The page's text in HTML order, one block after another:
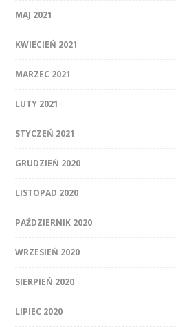
MAJ 2021
KWIECIEŃ 2021
MARZEC 2021
LUTY 2021
STYCZEŃ 2021
GRUDZIEŃ 2020
LISTOPAD 2020
PAŹDZIERNIK 2020
WRZESIEŃ 2020
SIERPIEŃ 2020
LIPIEC 2020